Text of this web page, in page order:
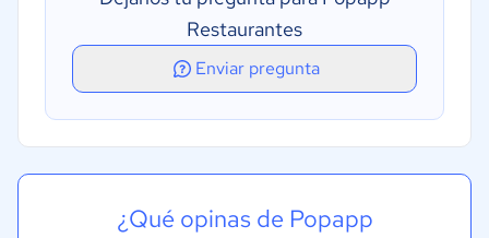
Restaurantes
Enviar pregunta
¿Qué opinas de Popapp